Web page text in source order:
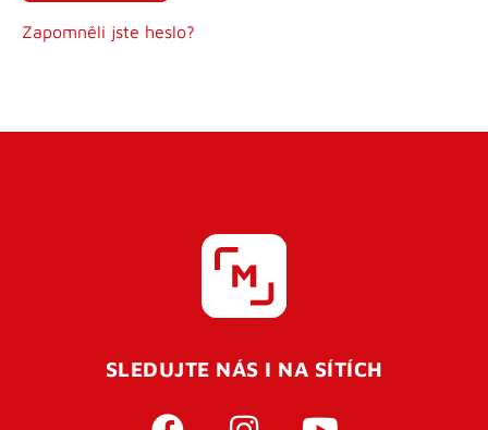
Zapomněli jste heslo?
Uživatelské jméno
Pro úspěšné dokončení registrace je potřeba
SLEDUJTE NÁS I NA SÍTÍCH